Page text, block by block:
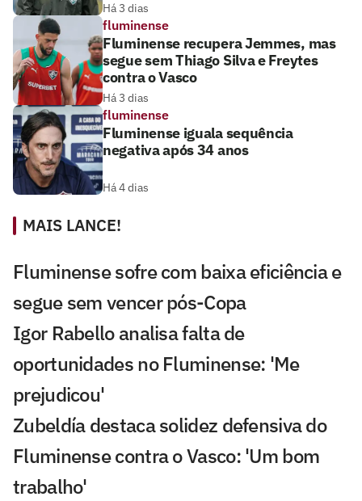
Há 3 dias
fluminense
Fluminense recupera Jemmes, mas
segue sem Thiago Silva e Freytes
contra o Vasco
Há 3 dias
fluminense
Fluminense iguala sequência
negativa após 34 anos
Há 4 dias
MAIS LANCE!
Fluminense sofre com baixa eficiência e
segue sem vencer pós-Copa
Igor Rabello analisa falta de
oportunidades no Fluminense: 'Me
prejudicou'
Zubeldía destaca solidez defensiva do
Fluminense contra o Vasco: 'Um bom
trabalho'